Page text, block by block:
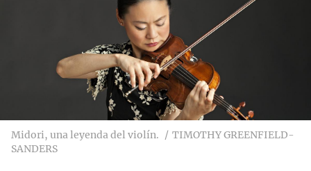
Midori, una leyenda del violín.
TIMOTHY GREENFIELD-
SANDERS